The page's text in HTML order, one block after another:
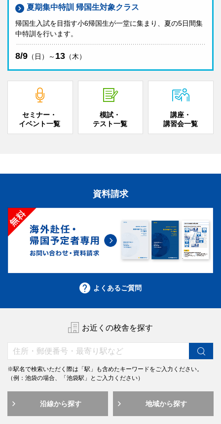
紹介動画
サレジアン国際学園世田谷中学高等学校
帰国生入試
学校説明会 実施しません
個別相談会 実施
本科クラス～生徒の声
ラス～生徒の声～
品川女子学院 中等部
帰国生入試 中学
学校説明会 実施しません
個別相談会 実施
頌栄女子学院 中学校 高等学校
帰国生入試 中学
個別相談会 実施
夏期集中特訓 帰国生対象クラス
帰国生入試を目指す小6帰国生が一堂に集まり、夏の5日間集
中特訓を行います。
8/9 （日）～ 13 （木）
セミナー・
イベント一覧
模試・
テスト一覧
講座・
講習会一覧
資料請求
よくあるご質問
お近くの校舎を探す
※駅名で検索いただく際は「駅」も含めたキーワードをご入力ください。
（例：池袋の場合、「池袋駅」とご入力ください）
沿線から探す 地域から探す